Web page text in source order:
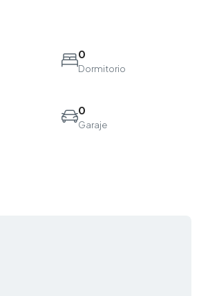
0
Dormitorio
0
Garaje